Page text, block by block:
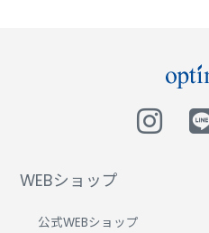
WEBショップ
公式WEBショップ